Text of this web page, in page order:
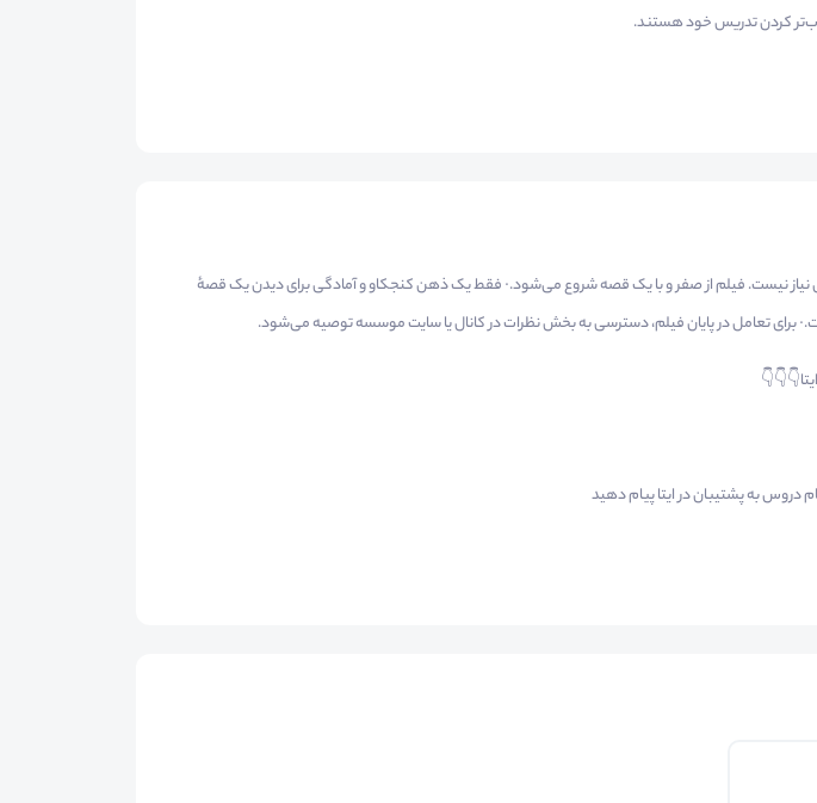
کردن تدریس خود هستند.
نیست. فیلم از صفر و با یک قصه شروع می‌شود.· فقط یک ذهن کنجکاو و آمادگی برای دیدن یک قصهٔ
دروس به پشتیبان در ایتا پیام دهید